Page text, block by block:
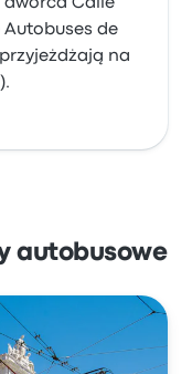
dworca Calle
de
na
autobusowe